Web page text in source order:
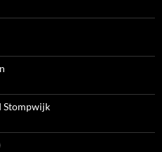
Stompwijk